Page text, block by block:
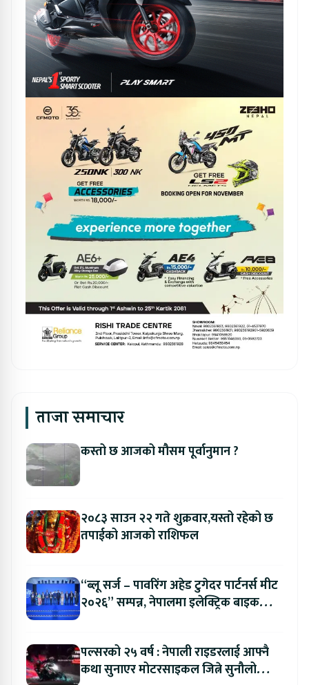
ताजा समाचार
कस्तो छ आजको मौसम पूर्वानुमान ?
२०८३ साउन २२ गते शुक्रवार,यस्तो रहेको छ
तपाईको आजको राशिफल
“ब्लू सर्ज – पावरिंग अहेड टुगेदर पार्टनर्स मीट
२०२६” सम्पन्न, नेपालमा इलेक्ट्रिक बाइक
पल्सरको २५ वर्ष : नेपाली राइडरलाई आफ्नै
कथा सुनाएर मोटरसाइकल जित्ने सुनौलो